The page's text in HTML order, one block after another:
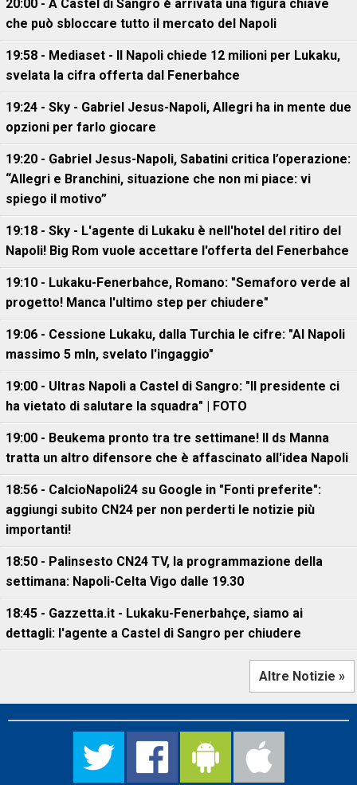
20:00 - A Castel di Sangro è arrivata una figura chiave
che può sbloccare tutto il mercato del Napoli
19:58 - Mediaset - Il Napoli chiede 12 milioni per Lukaku,
svelata la cifra offerta dal Fenerbahce
19:24 - Sky - Gabriel Jesus-Napoli, Allegri ha in mente due
opzioni per farlo giocare
19:20 - Gabriel Jesus-Napoli, Sabatini critica l’operazione:
“Allegri e Branchini, situazione che non mi piace: vi
spiego il motivo”
19:18 - Sky - L'agente di Lukaku è nell'hotel del ritiro del
Napoli! Big Rom vuole accettare l'offerta del Fenerbahce
19:10 - Lukaku-Fenerbahce, Romano: "Semaforo verde al
progetto! Manca l'ultimo step per chiudere"
19:06 - Cessione Lukaku, dalla Turchia le cifre: "Al Napoli
massimo 5 mln, svelato l'ingaggio"
19:00 - Ultras Napoli a Castel di Sangro: "Il presidente ci
ha vietato di salutare la squadra" | FOTO
19:00 - Beukema pronto tra tre settimane! Il ds Manna
tratta un altro difensore che è affascinato all'idea Napoli
18:56 - CalcioNapoli24 su Google in "Fonti preferite":
aggiungi subito CN24 per non perderti le notizie più
importanti!
18:50 - Palinsesto CN24 TV, la programmazione della
settimana: Napoli-Celta Vigo dalle 19.30
18:45 - Gazzetta.it - Lukaku-Fenerbahçe, siamo ai
dettagli: l'agente a Castel di Sangro per chiudere
Altre Notizie »